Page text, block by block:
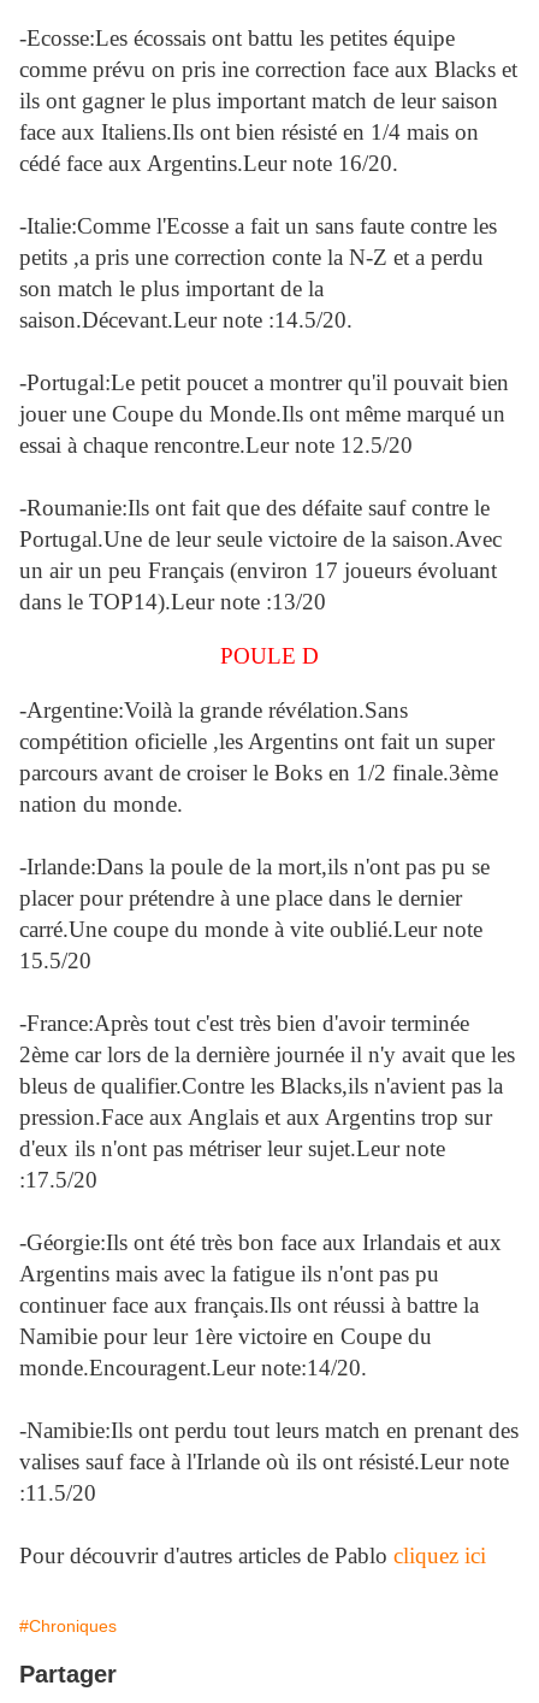
-Ecosse:Les écossais ont battu les petites équipe
comme prévu on pris ine correction face aux Blacks et
ils ont gagner le plus important match de leur saison
face aux Italiens.Ils ont bien résisté en 1/4 mais on
cédé face aux Argentins.Leur note 16/20.
-Italie:Comme l'Ecosse a fait un sans faute contre les
petits ,a pris une correction conte la N-Z et a perdu
son match le plus important de la
saison.Décevant.Leur note :14.5/20.
-Portugal:Le petit poucet a montrer qu'il pouvait bien
jouer une Coupe du Monde.Ils ont même marqué un
essai à chaque rencontre.Leur note 12.5/20
-Roumanie:Ils ont fait que des défaite sauf contre le
Portugal.Une de leur seule victoire de la saison.Avec
un air un peu Français (environ 17 joueurs évoluant
dans le TOP14).Leur note :13/20
POULE D
-Argentine:Voilà la grande révélation.Sans
compétition oficielle ,les Argentins ont fait un super
parcours avant de croiser le Boks en 1/2 finale.3ème
nation du monde.
-Irlande:Dans la poule de la mort,ils n'ont pas pu se
placer pour prétendre à une place dans le dernier
carré.Une coupe du monde à vite oublié.Leur note
15.5/20
-France:Après tout c'est très bien d'avoir terminée
2ème car lors de la dernière journée il n'y avait que les
bleus de qualifier.Contre les Blacks,ils n'avient pas la
pression.Face aux Anglais et aux Argentins trop sur
d'eux ils n'ont pas métriser leur sujet.Leur note
:17.5/20
-Géorgie:Ils ont été très bon face aux Irlandais et aux
Argentins mais avec la fatigue ils n'ont pas pu
continuer face aux français.Ils ont réussi à battre la
Namibie pour leur 1ère victoire en Coupe du
monde.Encouragent.Leur note:14/20.
-Namibie:Ils ont perdu tout leurs match en prenant des
valises sauf face à l'Irlande où ils ont résisté.Leur note
:11.5/20
Pour découvrir d'autres articles de Pablo cliquez ici
#Chroniques
Partager